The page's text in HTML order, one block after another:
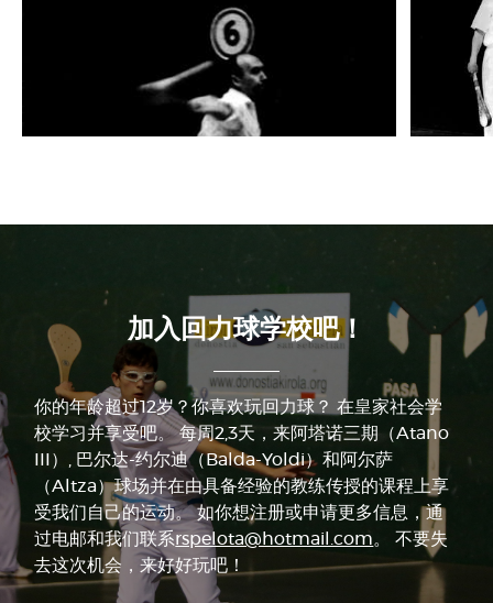
加入回力球学校吧！
你的年龄超过12岁？你喜欢玩回力球？ 在皇家社会学
校学习并享受吧。 每周2,3天，来阿塔诺三期（Atano
III）, 巴尔达-约尔迪（Balda-Yoldi）和阿尔萨
（Altza）球场并在由具备经验的教练传授的课程上享
受我们自己的运动。 如你想注册或申请更多信息，通
过电邮和我们联系rspelota@hotmail.com。 不要失
去这次机会，来好好玩吧！